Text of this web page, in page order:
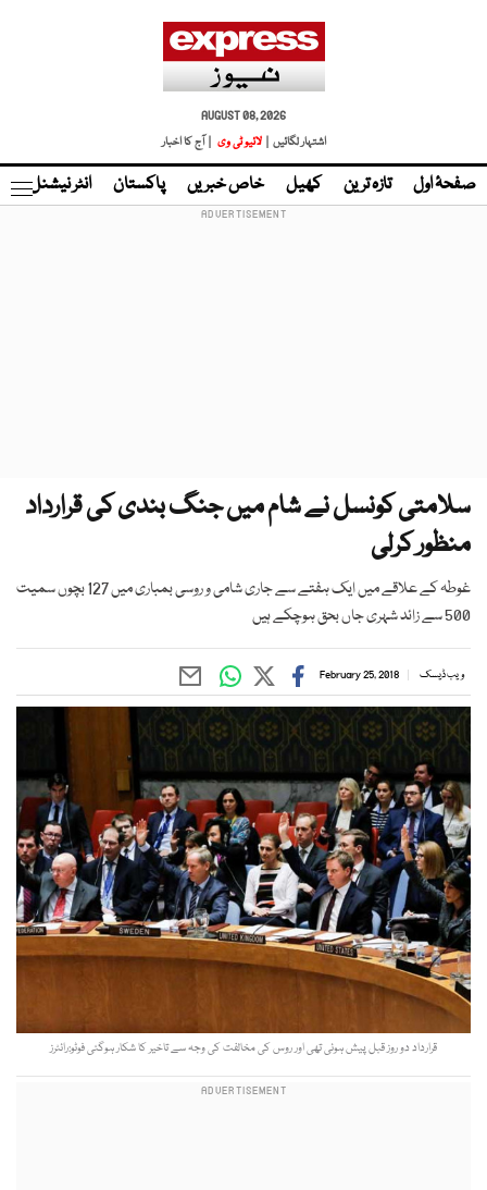
AUGUST 08, 2026
اشتہار لگائیں |
لائیو ٹی وی | آج کا اخبار
صفحۂ اول تازہ ترین کھیل خاص خبریں پاکستان انٹر نیشنل
سلامتی کونسل نے شام میں جنگ بندی کی قرارداد
منظور کرلی
غوطہ کے علاقے میں ایک ہفتے سے جاری شامی و روسی بمباری میں 127 بچوں سمیت
500 سے زائد شہری جاں بحق ہوچکے ہیں
ویب ڈیسک February 25, 2018
قرارداد دو روز قبل پیش ہوئی تھی اور روس کی مخالفت کی وجہ سے تاخیر کا شکار ہوگئی فوٹو:رائٹرز